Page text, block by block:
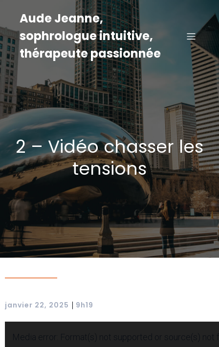
Aude Jeanne,
sophrologue intuitive,
thérapeute passionnée
2 – Vidéo chasser les
tensions
janvier 22, 2025 | 9h19
vidéo
Media error: Format(s) not supported or source(s) not